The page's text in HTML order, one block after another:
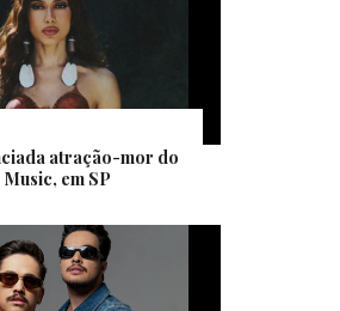
atração-mor do
em SP